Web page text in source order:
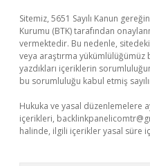
Sitemiz, 5651 Sayılı Kanun
Kurumu (BTK) tarafından
vermektedir. Bu nedenle,
veya araştırma
yazdıkları içeriklerin
bu sorumluluğu kabul etmiş
Hukuka ve yasal düzenlemelere
içerikleri,
halinde, ilgili içerikler yasal süre